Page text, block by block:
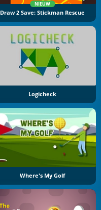
NIEUW
Draw 2 Save: Stickman Rescue
Logicheck
Where's My Golf